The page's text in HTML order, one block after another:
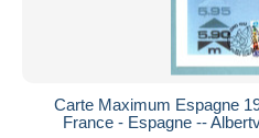
Carte Maximum Espagne
France - Espagne --